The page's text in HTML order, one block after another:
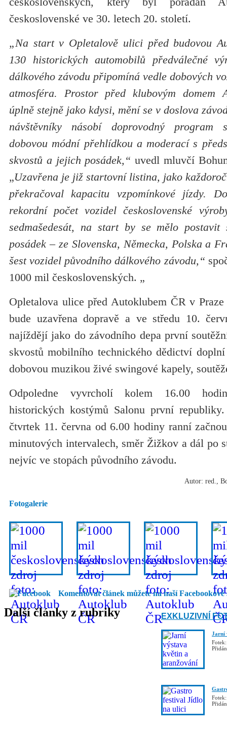
československé ve 30. letech 20. století.
„Na start v Opletalově ulici před budovou
130 historických automobilů předválečné
dálkového závodu připomíná vedle dobových
atmosféra. Prostor před klubovým domem
úplně stejně jako kdysi, mění se v doslova
návštěvníky násobí doprovodný program
dobovou módní přehlídkou a moderací s
skvostů a jejich posádek,“ uvedl mluvčí
„Uzavřena je již startovní listina, jako
překračoval kapacitu vzpomínkové jízdy.
rekordní počet vozidel československé
sedmašedesát, na start by se mělo postavit
posádek – ze Slovenska, Německa, Polska a
šest vozidel původního dálkového závodu,“
1000 mil československých. „
Opletalova ulice před Autoklubem ČR v
bude uzavřena dopravě a ve středu 10.
najíždějí jako do závodního depa první
skvostů mobilního technického dědictví
dobovou muzikou živé swingové kapely,
Odpoledne vyvrcholí kolem 16.00
historických kostýmů Salonu první
čtvrtek 11. června od 6.00 hodiny ranní
minutových intervalech, směr Žižkov a dál po
nejvíc ve stopách původního závodu.
Autor: red.,
Fotogalerie
Komentovat článek můžete na naší Facebookové
Další články z rubriky EXKLUZIVNÍ
Jarní